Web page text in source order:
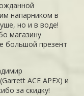
напарником в
но и в воде!
магазину
большой презент
ACE APEX) и
за скидку!